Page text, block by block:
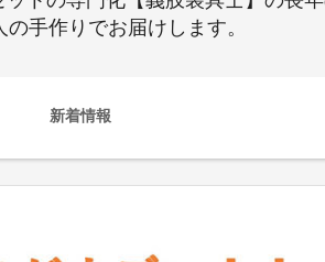
手作りでお届けします。
新着情報